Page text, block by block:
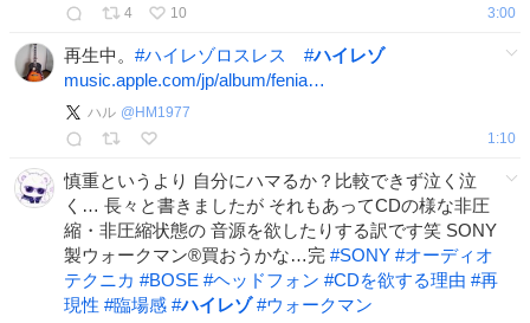
4
10 3:00
再生中。 #ハイレゾロスレス #ハイレゾ
music.apple.com/jp/album/fenia…
ハル @ HM1977
1:10
慎重というより 自分にハマるか？比較できず泣く泣
く… 長々と書きましたが それもあってCDの様な非圧
縮・非圧縮状態の 音源を欲したりする訳です笑 SONY
製ウォークマン®️買おうかな…完 #SONY #オーディオ
テクニカ #BOSE #ヘッドフォン #CDを欲する理由 #再
現性 #臨場感 #ハイレゾ #ウォークマン